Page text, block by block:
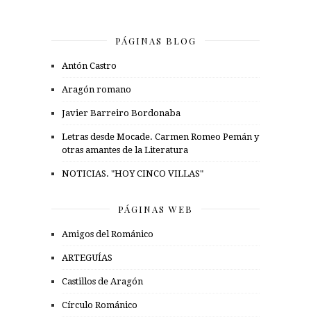
PÁGINAS BLOG
Antón Castro
Aragón romano
Javier Barreiro Bordonaba
Letras desde Mocade. Carmen Romeo Pemán y
otras amantes de la Literatura
NOTICIAS. "HOY CINCO VILLAS"
PÁGINAS WEB
Amigos del Románico
ARTEGUÍAS
Castillos de Aragón
Círculo Románico